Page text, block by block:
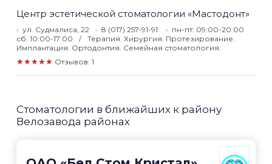
Центр эстетической стоматологии «Мастодонт»
ул. Судмалиса, 22 8 (017) 257-91-91
пн-пт: 09:00-20:00
сб: 10:00-17:00
Терапия. Хирургия. Протезирование.
Имплантация. Ортодонтия. Семейная стоматология.
★★★★★ Отзывов: 1
Стоматологии в ближайших к району
Велозавода районах